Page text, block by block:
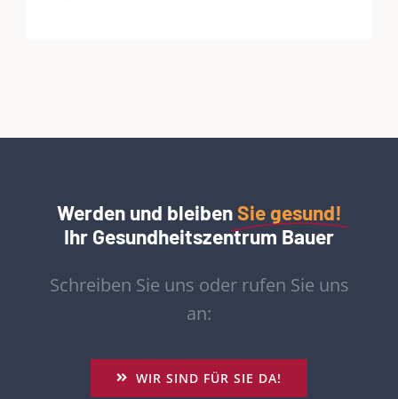
Werden und bleibenSie gesund!
Ihr Gesundheitszentrum Bauer
Schreiben Sie uns oder rufen Sie uns
an:
WIR SIND FÜR SIE DA!